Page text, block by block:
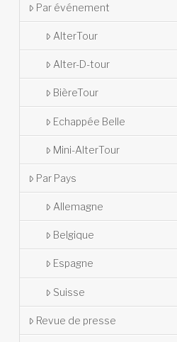
Par événement
AlterTour
Alter-D-tour
BièreTour
Echappée Belle
Mini-AlterTour
Par Pays
Allemagne
Belgique
Espagne
Suisse
Revue de presse